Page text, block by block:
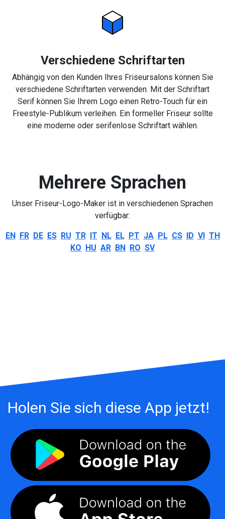
Verschiedene Schriftarten
Abhängig von den Kunden Ihres Friseursalons können Sie
verschiedene Schriftarten verwenden. Mit der Schriftart
Serif können Sie Ihrem Logo einen Retro-Touch für ein
Freestyle-Publikum verleihen. Ein formeller Friseur sollte
eine moderne oder serifenlose Schriftart wählen.
Mehrere Sprachen
Unser Friseur-Logo-Maker ist in verschiedenen Sprachen
verfügbar:
EN FR DE ES RU TR IT NL EL PT JA PL CS ID VI TH
KO HU AR BN RO SV
Holen Sie sich diese App jetzt!